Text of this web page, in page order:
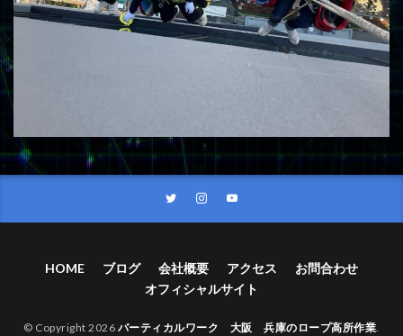
HOME ブログ 会社概要 アクセス
お問合わせ
オフィシャルサイト
© Copyright 2026 バーティカルワーク 大阪 兵庫のロープ高所作業.